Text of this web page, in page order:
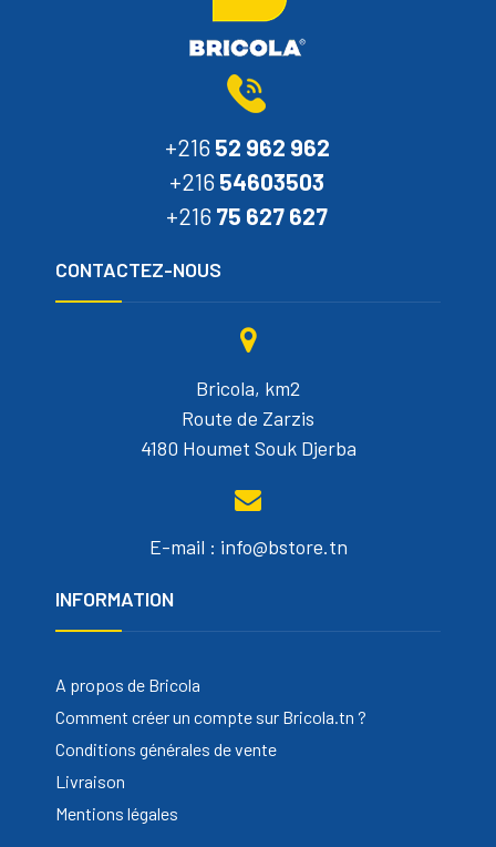
+216 52 962 962
+216 54603503
+216 75 627 627
CONTACTEZ-NOUS
Bricola, km2
Route de Zarzis
4180 Houmet Souk Djerba
E-mail : info@bstore.tn
INFORMATION
A propos de Bricola
Comment créer un compte sur Bricola.tn ?
Conditions générales de vente
Livraison
Mentions légales